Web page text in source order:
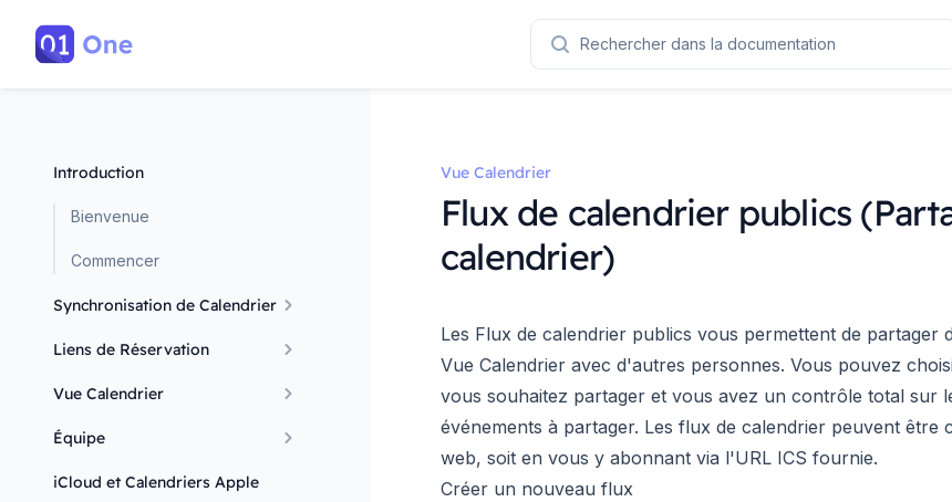
Rechercher dans la documentation
Introduction
Bienvenue
Commencer
Synchronisation de Calendrier
Liens de Réservation
Vue Calendrier
Équipe
iCloud et Calendriers Apple
Vue Calendrier
Flux de calendrier publics
calendrier)
Les Flux de calendrier publics vous permettent de partager
Vue Calendrier avec d'autres personnes. Vous pouvez
vous souhaitez partager et vous avez un contrôle total sur
événements à partager. Les flux de calendrier peuvent être
web, soit en vous y abonnant via l'URL ICS fournie.
Créer un nouveau flux